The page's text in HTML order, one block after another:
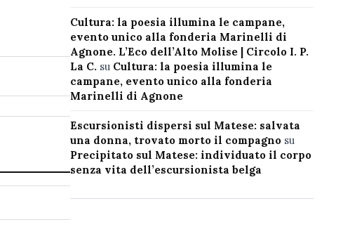
Cultura: la poesia illumina le campane,
evento unico alla fonderia Marinelli di
Agnone. L’Eco dell’Alto Molise | Circolo I. P.
La C. su Cultura: la poesia illumina le
campane, evento unico alla fonderia
Marinelli di Agnone
Escursionisti dispersi sul Matese: salvata
una donna, trovato morto il compagnosu
Precipitato sul Matese: individuato il corpo
senza vita dell’escursionista belga